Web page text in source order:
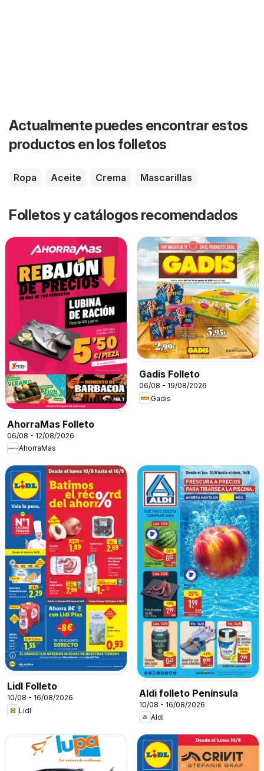
Actualmente puedes encontrar estos
productos en los folletos
Ropa Aceite Crema Mascarillas
Folletos y catálogos recomendados
AhorraMas Folleto
06/08 - 12/08/2026
AhorraMas
Gadis Folleto
06/08 - 19/08/2026
Gadis
Lidl Folleto
10/08 - 16/08/2026
Lidl
Aldi folleto Península
10/08 - 16/08/2026
Aldi